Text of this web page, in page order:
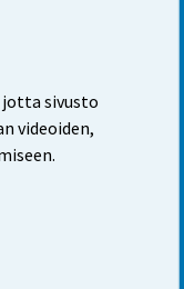
sivusto
videoiden,